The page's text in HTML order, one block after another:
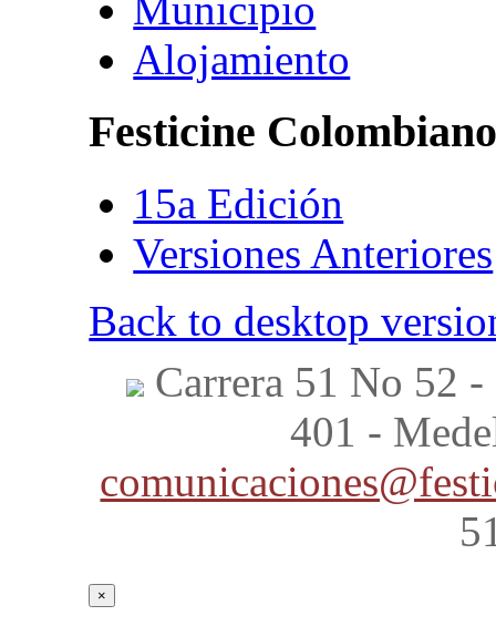
Alojamiento
Festicine
15a Edición
Versiones Anteriores
Back to desktop
Carrera 51 No 52 -
401 -
×